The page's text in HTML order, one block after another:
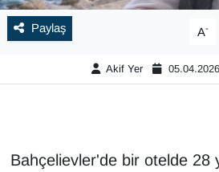
Paylaş A-
Akif Yer
Bahçelievler'de bir otelde 28